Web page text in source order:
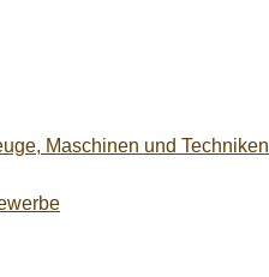
Maschinen und Techniken